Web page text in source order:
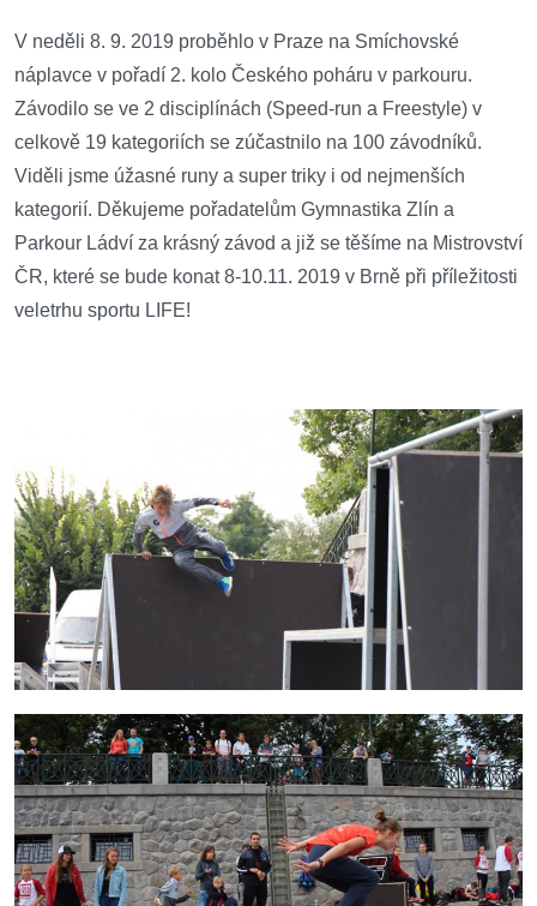
V neděli 8. 9. 2019 proběhlo v Praze na Smíchovské
náplavce v pořadí 2. kolo Českého poháru v parkouru.
Závodilo se ve 2 disciplínách (Speed-run a Freestyle) v
celkově 19 kategoriích se zúčastnilo na 100 závodníků.
Viděli jsme úžasné runy a super triky i od nejmenších
kategorií. Děkujeme pořadatelům Gymnastika Zlín a
Parkour Ládví za krásný závod a již se těšíme na Mistrovství
ČR, které se bude konat 8-10.11. 2019 v Brně při příležitosti
veletrhu sportu LIFE!